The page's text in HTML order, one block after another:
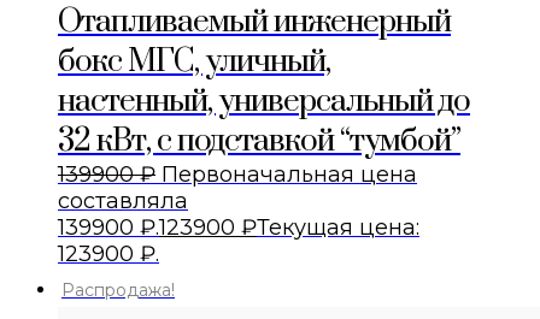
Отапливаемый инженерный
бокс МГС, уличный,
настенный, универсальный до
32 кВт, с подставкой “тумбой”
139900₽ Первоначальная цена
составляла
139900 ₽.123900 ₽Текущая цена:
123900 ₽.
Распродажа!